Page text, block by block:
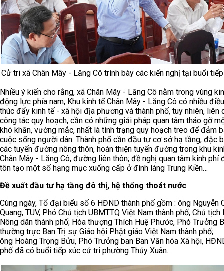
Cử tri xã Chân Mây - Lăng Cô trình bày các kiến nghị tại buổi
Nhiều ý kiến cho rằng, xã Chân Mây - Lăng Cô nằm trong vùng
động lực phía nam, Khu kinh tế Chân Mây - Lăng Cô có nhiều
thúc đẩy kinh tế - xã hội địa phương và thành phố, tuy nhiên, liên
công tác quy hoạch, cần có những giải pháp quan tâm tháo gỡ
khó khăn, vướng mắc, nhất là tình trạng quy hoạch treo để đảm
cuộc sống người dân. Thành phố cần đầu tư cơ sở hạ tầng, đặc
các tuyến đường nông thôn, hoàn thiện tuyến đường trong khu
Chân Mây - Lăng Cô, đường liên thôn; đề nghị quan tâm kinh phí
tôn tạo một số hạng mục xuống cấp ở đình làng Trung Kiền…
Đề xuất đầu tư hạ tầng đô thị, hệ thống thoát nước
Cùng ngày, Tổ đại biểu số 6 HĐND thành phố gồm : ông Nguyễn
Quang, TUV, Phó Chủ tịch UBMTTQ Việt Nam thành phố, Chủ tịch
Nông dân thành phố; Hòa thượng Thích Huệ Phước, Phó Trưởng
thường trực Ban Trị sự Giáo hội Phật giáo Việt Nam thành phố;
ông Hoàng Trọng Bửu, Phó Trưởng ban Ban Văn hóa Xã hội,
phố đã có buổi tiếp xúc cử tri phường Thủy Xuân.